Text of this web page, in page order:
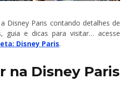
Disney Paris contando detalhes de
guia e dicas para visitar… acesse
Disney Paris.
na Disney Paris